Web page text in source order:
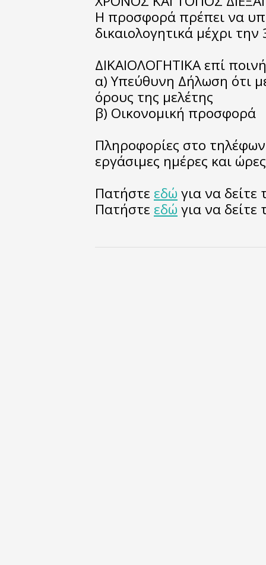
Η προσφορά πρέπει να
δικαιολογητικά μέχρι
ΔΙΚΑΙΟΛΟΓΗΤΙΚΑ επί
α) Υπεύθυνη Δήλωση ότι
όρους της μελέτης
β) Οικονομική προσφορά
Πληροφορίες στο
εργάσιμες ημέρες και
Πατήστε εδώ για να
Πατήστε εδώ για να δείτε